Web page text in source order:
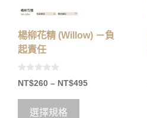
楊柳花精 (Willow) －負
起責任
0
o
t
NT$260 – NT$495
選擇規格